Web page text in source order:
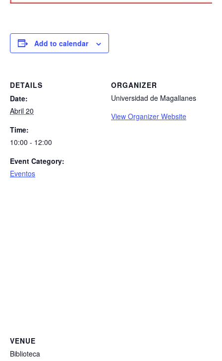
Add to calendar
DETAILS
Date:
Abril 20
Time:
10:00 - 12:00
Event Category:
Eventos
ORGANIZER
Universidad de Magallanes
View Organizer Website
VENUE
Biblioteca